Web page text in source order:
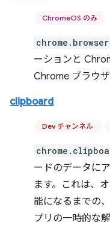
ChromeOS のみ
chrome.browser
ーションと
Chrome ブラウザ
clipboard
Dev チャンネル
ードのデータに
ます。これは、
能になるまでの
プリの一時的な